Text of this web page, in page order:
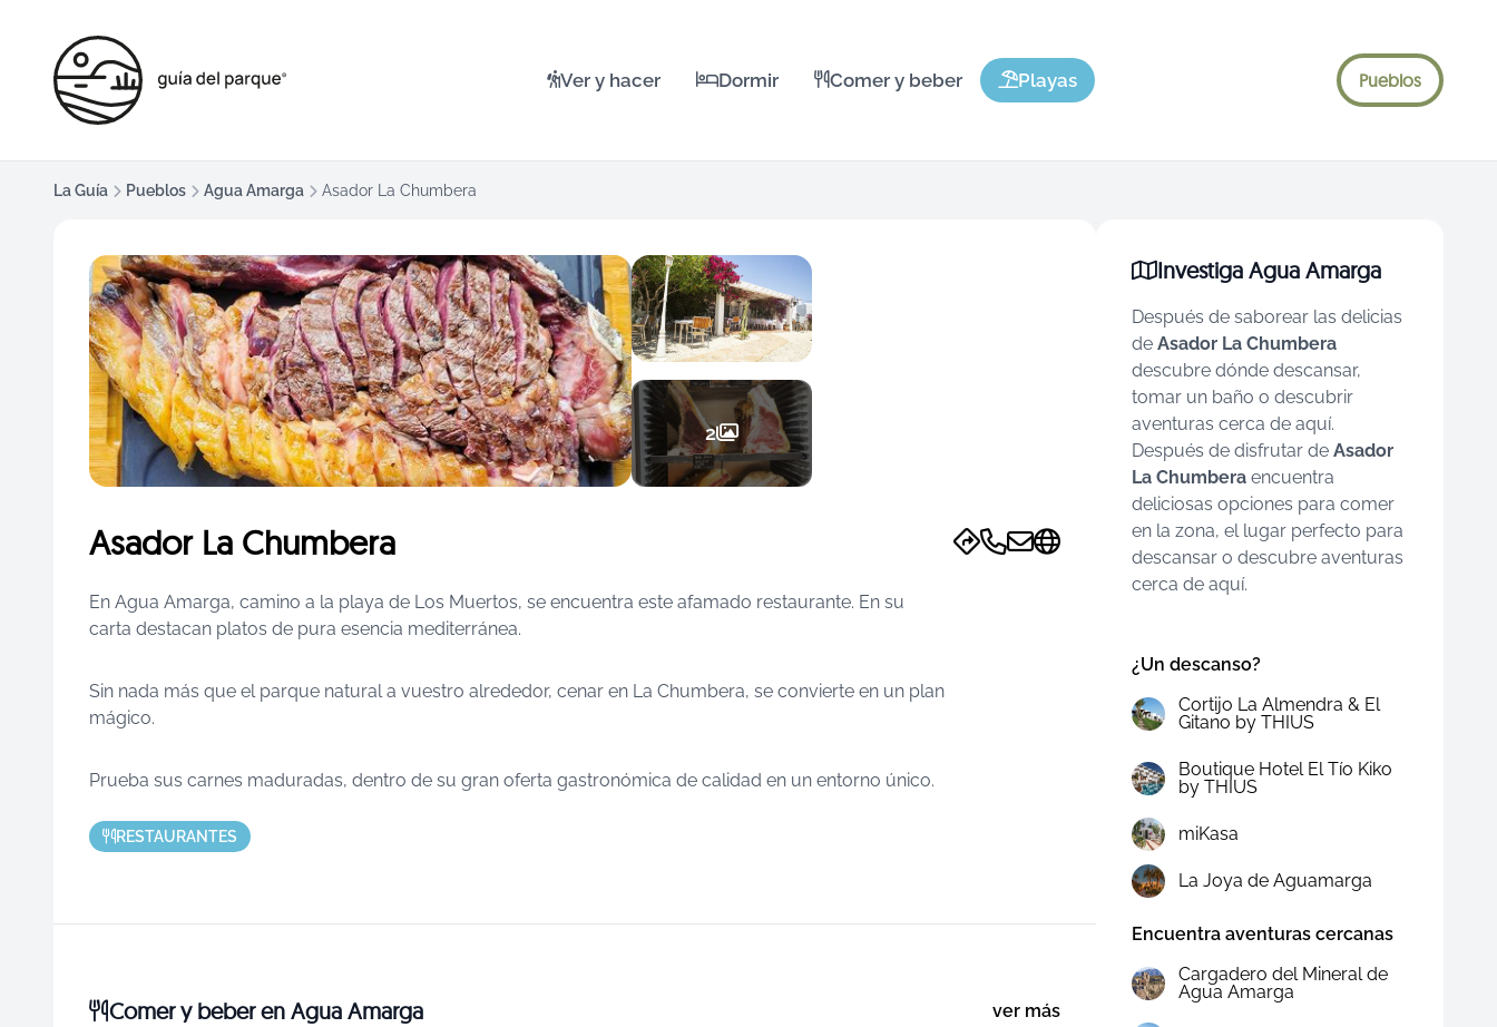
Ver y hacer Dormir Comer y beber Playas Pueblos
La Guía Pueblos Agua Amarga Asador La Chumbera
2
Asador La Chumbera
En Agua Amarga, camino a la playa de Los Muertos, se encuentra este afamado restaurante. En su
carta destacan platos de pura esencia mediterránea.
Sin nada más que el parque natural a vuestro alrededor, cenar en La Chumbera, se convierte en un plan
mágico.
Prueba sus carnes maduradas, dentro de su gran oferta gastronómica de calidad en un entorno único.
RESTAURANTES
Comer y beberen Agua Amarga ver más
Investiga Agua Amarga
Después de saborear las delicias
de Asador La Chumbera
descubre dónde descansar,
tomar un baño o descubrir
aventuras cerca de aquí.
Después de disfrutar de Asador
La Chumbera encuentra
deliciosas opciones para comer
en la zona, el lugar perfecto para
descansar o descubre aventuras
cerca de aquí.
¿Un descanso?
Cortijo La Almendra & El
Gitano by THIUS
Boutique Hotel El Tío Kiko
by THIUS
miKasa
La Joya de Aguamarga
Encuentra aventuras cercanas
Cargadero del Mineral de
Agua Amarga